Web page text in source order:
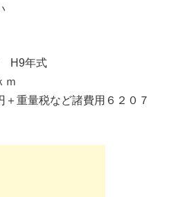
H9年式
ｍ
重量税など諸費用６２０７